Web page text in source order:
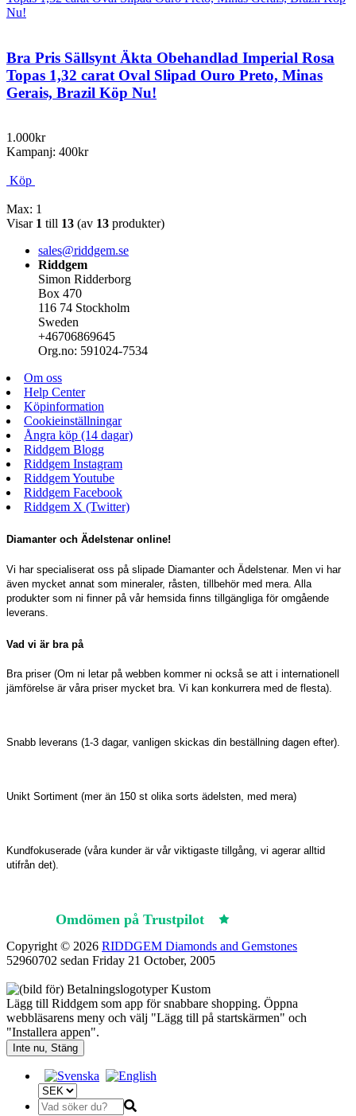
Bra Pris Sällsynt Äkta Obehandlad Imperial Rosa
Topas 1,32 carat Oval Slipad Ouro Preto, Minas
Gerais, Brazil Köp Nu!
1.000kr
Kampanj: 400kr
Köp
Max: 1
Visar 1 till 13 (av 13 produkter)
sales@riddgem.se
Riddgem
Simon Ridderborg
Box 470
116 74 Stockholm
Sweden
+46706869645
Org.no: 591024-7534
Om oss
Help Center
Köpinformation
Cookieinställningar
Ångra köp (14 dagar)
Riddgem Blogg
Riddgem Instagram
Riddgem Youtube
Riddgem Facebook
Riddgem X (Twitter)
Diamanter och Ädelstenar online!
Vi har specialiserat oss på slipade Diamanter och Ädelstenar. Men vi har
även mycket annat som mineraler, råsten, tillbehör med mera. Alla
produkter som ni finner på vår hemsida finns tillgängliga för omgående
leverans.
Vad vi är bra på
Bra priser (Om ni letar på webben kommer ni också se att i internationell
jämförelse är våra priser mycket bra. Vi kan konkurrera med de flesta).
Snabb leverans (1-3 dagar, vanligen skickas din beställning dagen efter).
Unikt Sortiment (mer än 150 st olika sorts ädelsten, med mera)
Kundfokuserade (våra kunder är vår viktigaste tillgång, vi agerar alltid
utifrån det).
Omdömen på Trustpilot
Copyright © 2026 RIDDGEM Diamonds and Gemstones
52960702 sedan Friday 21 October, 2005
Lägg till Riddgem som app för snabbare shopping. Öppna
webbläsarens meny och välj "Lägg till på startskärmen" och
"Installera appen".
Inte nu, Stäng